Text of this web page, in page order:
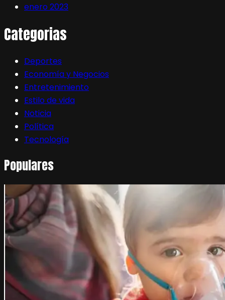
enero 2023
Categorias
Deportes
Economía y Negocios
Entretenimiento
Estilo de vida
Noticia
Política
Tecnología
Populares